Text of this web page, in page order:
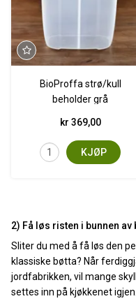
BioProffa strø/kull
beholder grå
kr 369,00
KJØP
2) Få løs risten i bunnen av
Sliter du med å få løs den
klassiske bøtta? Når
jordfabrikken, vil mange
settes inn på kjøkkenet